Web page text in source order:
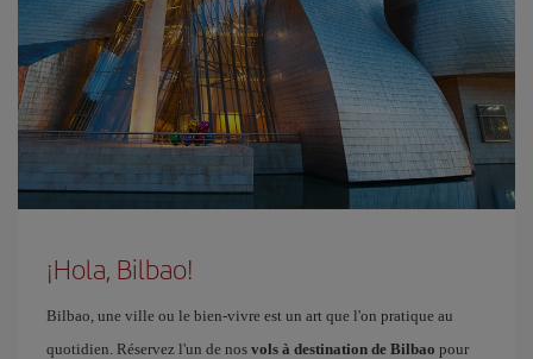
¡Hola, Bilbao!
Bilbao, une ville ou le bien-vivre est un art que l'on pratique au
quotidien. Réservez l'un de nos vols à destination de Bilbao pour